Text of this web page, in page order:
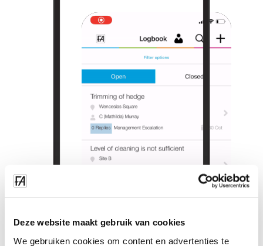
Deze website maakt gebruik van cookies
We gebruiken cookies om content en advertenties te